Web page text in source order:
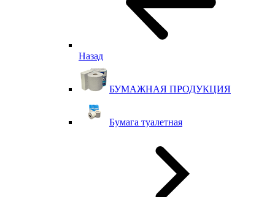
Назад
БУМАЖНАЯ ПРОДУКЦИЯ
Бумага туалетная